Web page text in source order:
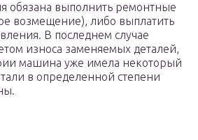
обязана выполнить ремонтные
возмещение), либо выплатить
В последнем случае
износа заменяемых деталей,
машина уже имела некоторый
в определенной степени